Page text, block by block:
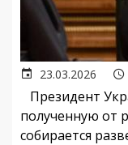
23.03.2026
Президент
полученную от
собирается